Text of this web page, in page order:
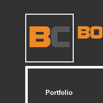
Portfolio